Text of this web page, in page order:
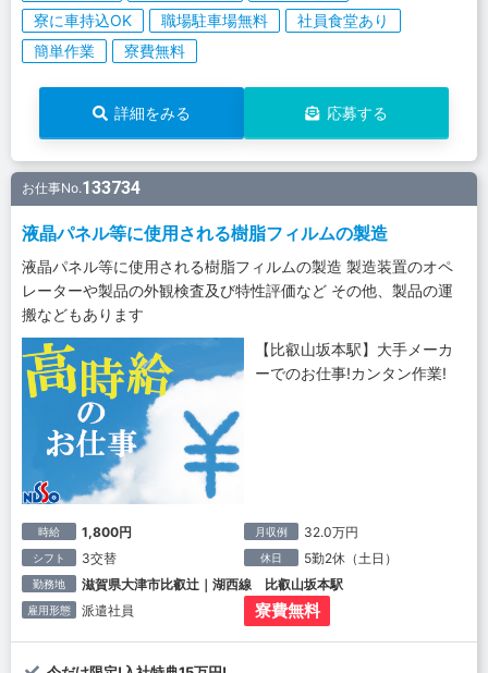
寮に車持込OK
職場駐車場無料
社員食堂あり
簡単作業
寮費無料
詳細をみる 応募する
お仕事No.133734
液晶パネル等に使用される樹脂フィルムの製造
液晶パネル等に使用される樹脂フィルムの製造 製造装置のオペ
レーターや製品の外観検査及び特性評価など その他、製品の運
搬などもあります
【比叡山坂本駅】大手メーカ
ーでのお仕事!カンタン作業!
時給 1,800円 月収例 32.0万円
シフト 3交替 休日 5勤2休（土日）
勤務地 滋賀県大津市比叡辻｜湖西線 比叡山坂本駅
雇用形態 派遣社員 寮費無料